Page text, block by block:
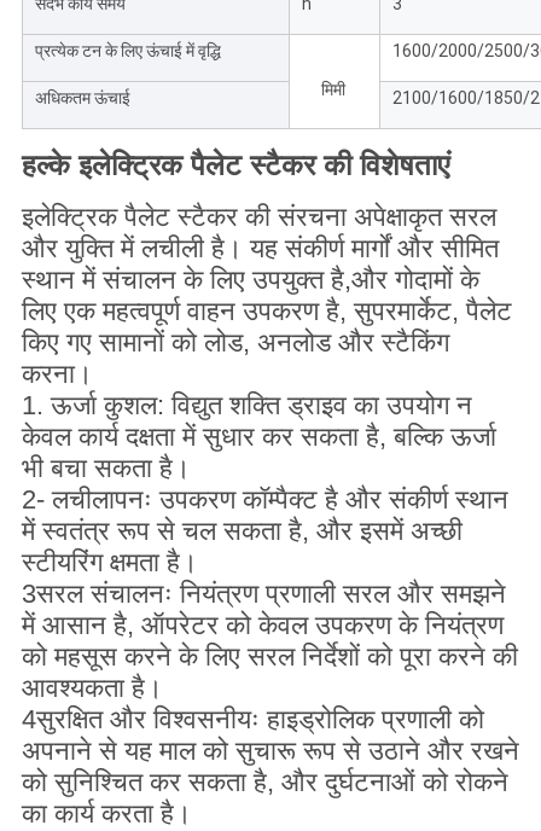
प्रत्येक टन के लिए ऊंचाई में वृद्धि
मिमी
1600/2000/2500/
अधिकतम ऊंचाई 2100/1600/1850/
हल्के इलेक्ट्रिक पैलेट स्टैकर की विशेषताएं
इलेक्ट्रिक पैलेट स्टैकर की संरचना अपेक्षाकृत सरल
और युक्ति में लचीली है। यह संकीर्ण मार्गों और सीमित
स्थान में संचालन के लिए उपयुक्त है,और गोदामों के
लिए एक महत्वपूर्ण वाहन उपकरण है, सुपरमार्केट, पैलेट
किए गए सामानों को लोड, अनलोड और स्टैकिंग
करना।
1. ऊर्जा कुशल: विद्युत शक्ति ड्राइव का उपयोग न
केवल कार्य दक्षता में सुधार कर सकता है, बल्कि ऊर्जा
भी बचा सकता है।
2- लचीलापनः उपकरण कॉम्पैक्ट है और संकीर्ण स्थान
में स्वतंत्र रूप से चल सकता है, और इसमें अच्छी
स्टीयरिंग क्षमता है।
3सरल संचालनः नियंत्रण प्रणाली सरल और समझने
में आसान है, ऑपरेटर को केवल उपकरण के नियंत्रण
को महसूस करने के लिए सरल निर्देशों को पूरा करने की
आवश्यकता है।
4सुरक्षित और विश्वसनीयः हाइड्रोलिक प्रणाली को
अपनाने से यह माल को सुचारू रूप से उठाने और रखने
को सुनिश्चित कर सकता है, और दुर्घटनाओं को रोकने
का कार्य करता है।